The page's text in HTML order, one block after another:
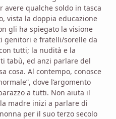
avere qualche soldo in tasca
vista la doppia educazione
gli ha spiegato la visione
genitori e fratelli/sorelle da
tutti; la nudità e la
tabù, ed anzi parlare del
cosa. Al contempo, conosce
dove l’argomento
a tutti. Non aiuta il
madre inizi a parlare di
per il suo terzo secolo